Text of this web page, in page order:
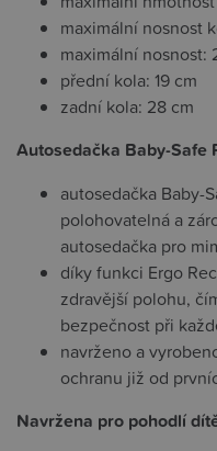
maximální nosnost
maximální nosnost:
přední kola: 19 cm
zadní kola: 28 cm
Autosedačka Baby-Safe
autosedačka Baby-
polohovatelná a
autosedačka pro
díky funkci Ergo
zdravější polohu,
bezpečnost při
navrženo a
ochranu již od
Navržena pro pohodlí